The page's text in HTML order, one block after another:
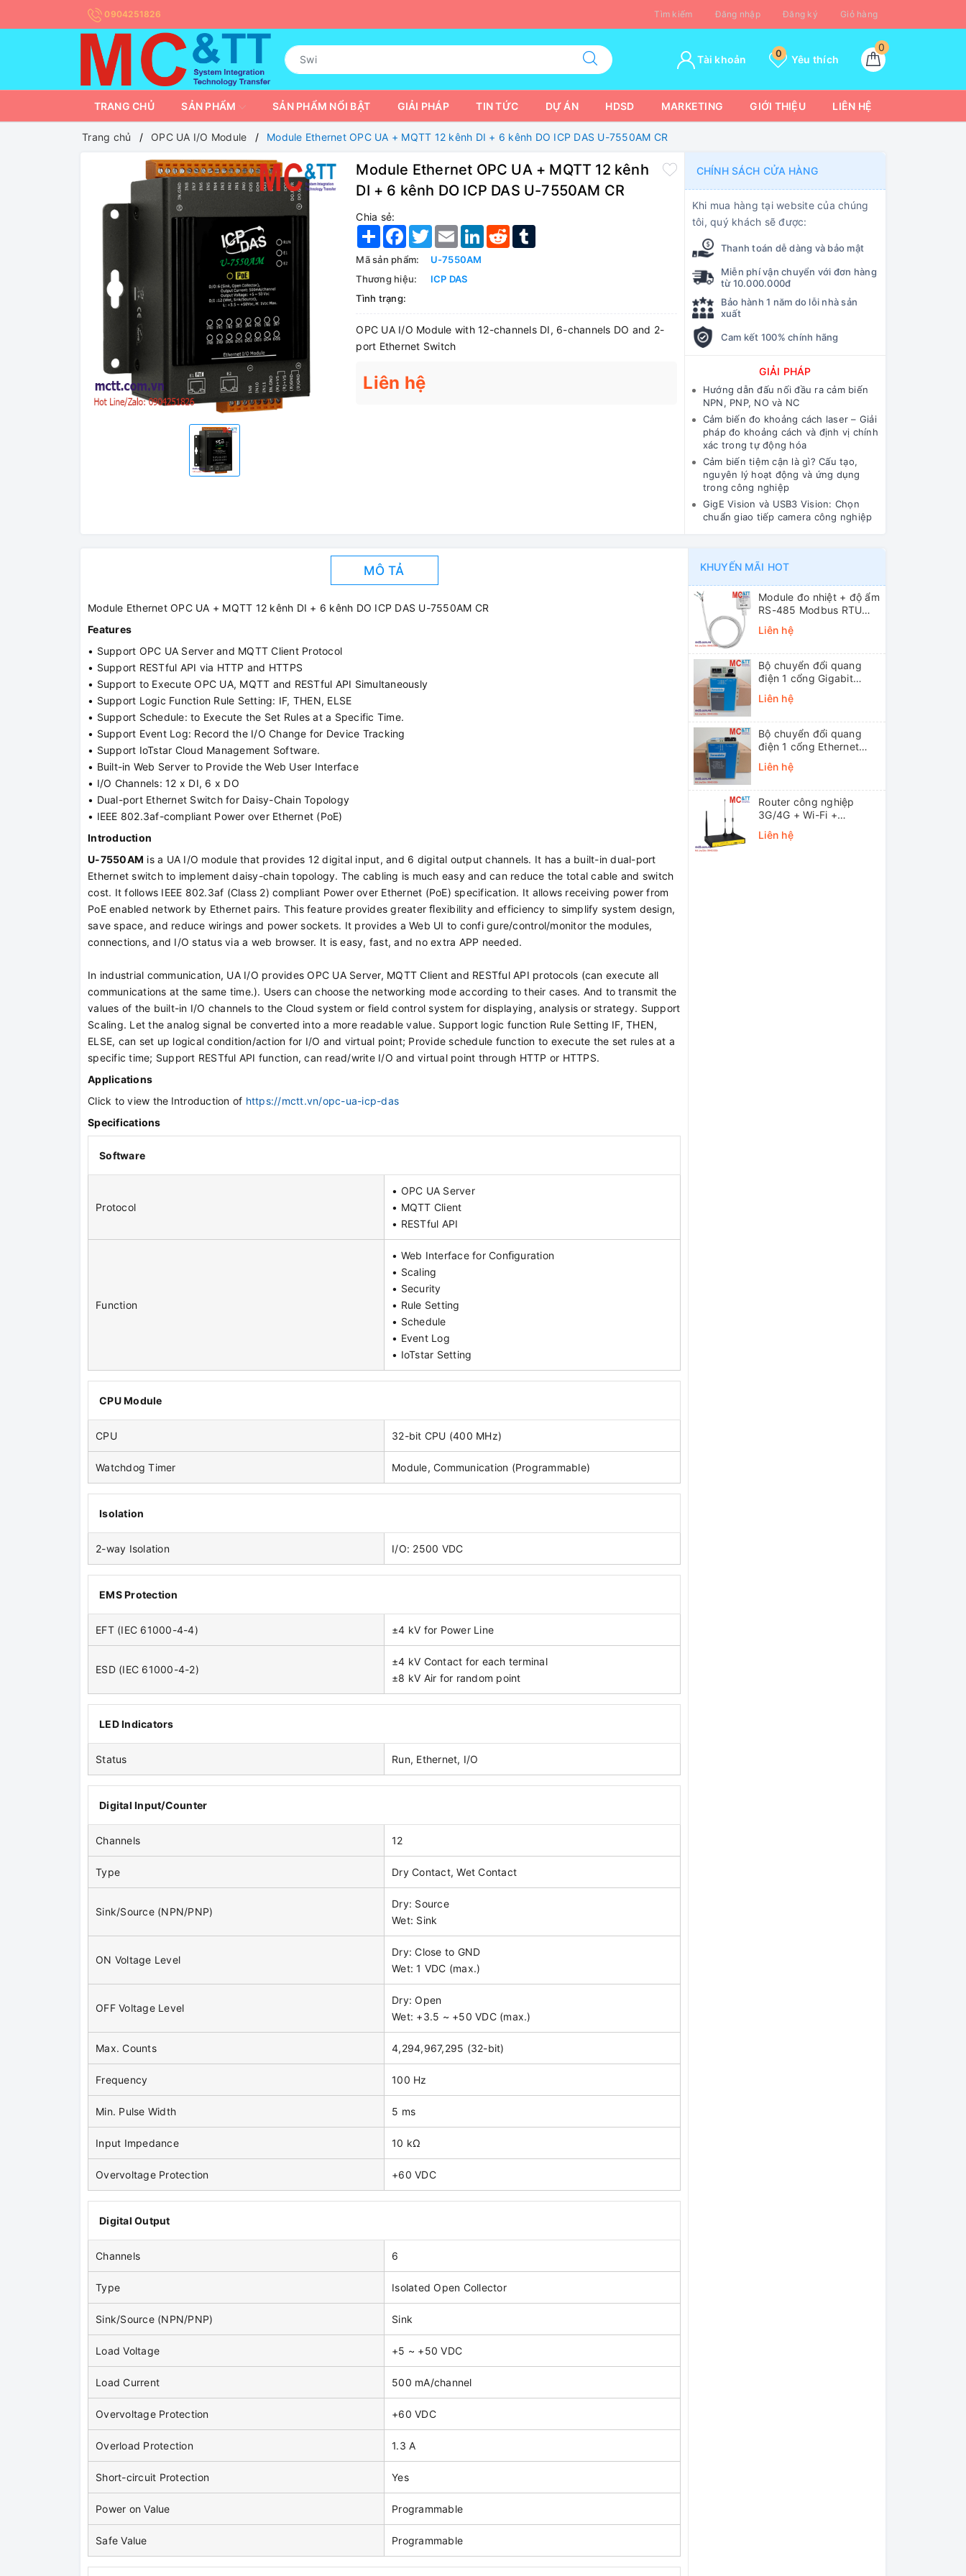
0904251826 Tìm kiếm Đăng nhập Đăng ký Giỏ hàng
0
Yêu thích
0
Tài khoản
TRANG CHỦ SẢN PHẨM SẢN PHẨM NỔI BẬT GIẢI PHÁP TIN TỨC DỰ ÁN HDSD MARKETING GIỚI THIỆU LIÊN HỆ
Trang chủ OPC UA I/O Module Module Ethernet OPC UA + MQTT 12 kênh DI + 6 kênh DO ICP DAS U-7550AM CR
Module Ethernet OPC UA + MQTT 12 kênh
DI + 6 kênh DO ICP DAS U-7550AM CR
Chia sẻ:
Share Facebook
TwitterEmail LinkedIn
Reddit
Mã sản phẩm:
U-7550AM
Thương hiệu:
ICP DAS
Tình trạng:
OPC UA I/O Module with 12-channels DI, 6-channels DO and 2-
port Ethernet Switch
Liên hệ
CHÍNH SÁCH CỬA HÀNG
Khi mua hàng tại website của chúng
tôi, quý khách sẽ được:
Thanh toán dễ dàng và bảo mật
Miễn phí vận chuyển với đơn hàng
từ 10.000.000đ
Bảo hành 1 năm do lỗi nhà sản
xuất
Cam kết 100% chính hãng
GIẢI PHÁP
Hướng dẫn đấu nối đầu ra cảm biến
NPN, PNP, NO và NC
Cảm biến đo khoảng cách laser – Giải
pháp đo khoảng cách và định vị chính
xác trong tự động hóa
Cảm biến tiệm cận là gì? Cấu tạo,
nguyên lý hoạt động và ứng dụng
trong công nghiệp
GigE Vision và USB3 Vision: Chọn
chuẩn giao tiếp camera công nghiệp
MÔ TẢ
Module Ethernet OPC UA + MQTT 12 kênh DI + 6 kênh DO ICP DAS U-7550AM CR
Features
• Support OPC UA Server and MQTT Client Protocol
• Support RESTful API via HTTP and HTTPS
• Support to Execute OPC UA, MQTT and RESTful API Simultaneously
• Support Logic Function Rule Setting: IF, THEN, ELSE
• Support Schedule: to Execute the Set Rules at a Specific Time.
• Support Event Log: Record the I/O Change for Device Tracking
• Support IoTstar Cloud Management Software.
• Built-in Web Server to Provide the Web User Interface
• I/O Channels: 12 x DI, 6 x DO
• Dual-port Ethernet Switch for Daisy-Chain Topology
• IEEE 802.3af-compliant Power over Ethernet (PoE)
Introduction
U-7550AM is a UA I/O module that provides 12 digital input, and 6 digital output channels. It has a built-in dual-port
Ethernet switch to implement daisy-chain topology. The cabling is much easy and can reduce the total cable and switch
cost. It follows IEEE 802.3af (Class 2) compliant Power over Ethernet (PoE) specification. It allows receiving power from
PoE enabled network by Ethernet pairs. This feature provides greater ﬂexibility and efficiency to simplify system design,
save space, and reduce wirings and power sockets. It provides a Web UI to confi gure/control/monitor the modules,
connections, and I/O status via a web browser. It is easy, fast, and no extra APP needed.
In industrial communication, UA I/O provides OPC UA Server, MQTT Client and RESTful API protocols (can execute all
communications at the same time.). Users can choose the networking mode according to their cases. And to transmit the
values of the built-in I/O channels to the Cloud system or field control system for displaying, analysis or strategy. Support
Scaling. Let the analog signal be converted into a more readable value. Support logic function Rule Setting IF, THEN,
ELSE, can set up logical condition/action for I/O and virtual point; Provide schedule function to execute the set rules at a
specific time; Support RESTful API function, can read/write I/O and virtual point through HTTP or HTTPS.
Applications
Click to view the Introduction of https://mctt.vn/opc-ua-icp-das
Specifications
Software
Protocol
• OPC UA Server
• MQTT Client
• RESTful API
Function
• Web Interface for Conﬁguration
• Scaling
• Security
• Rule Setting
• Schedule
• Event Log
• IoTstar Setting
CPU Module
CPU 32-bit CPU (400 MHz)
Watchdog Timer Module, Communication (Programmable)
Isolation
2-way Isolation I/O: 2500 VDC
EMS Protection
EFT (IEC 61000-4-4) ±4 kV for Power Line
ESD (IEC 61000-4-2)
±4 kV Contact for each terminal
±8 kV Air for random point
LED Indicators
Status Run, Ethernet, I/O
Digital Input/Counter
Channels 12
Type Dry Contact, Wet Contact
Sink/Source (NPN/PNP)
Dry: Source
Wet: Sink
ON Voltage Level
Dry: Close to GND
Wet: 1 VDC (max.)
OFF Voltage Level
Dry: Open
Wet: +3.5 ~ +50 VDC (max.)
Max. Counts 4,294,967,295 (32-bit)
Frequency 100 Hz
Min. Pulse Width 5 ms
Input Impedance 10 kΩ
Overvoltage Protection +60 VDC
Digital Output
Channels 6
Type Isolated Open Collector
Sink/Source (NPN/PNP) Sink
Load Voltage +5 ~ +50 VDC
Load Current 500 mA/channel
Overvoltage Protection +60 VDC
Overload Protection 1.3 A
Short-circuit Protection Yes
Power on Value Programmable
Safe Value Programmable
KHUYẾN MÃI HOT
Module đo nhiệt + độ ẩm
RS-485 Modbus RTU
ICP DAS DL-10 CR
Liên hệ
Bộ chuyển đổi quang
điện 1 cổng Gigabit
Ethernet 3Onedata
MODEL3012-S-SC-
mode, SC, 20KM)
Liên hệ
Bộ chuyển đổi quang
điện 1 cổng Ethernet
3onedata MODEL1100-
S-SC-20KM (Dual fiber,
Liên hệ
Router công nghiệp
3G/4G + Wi-Fi +
APN/VPN Four-Faith
F3436
Liên hệ